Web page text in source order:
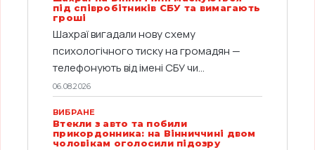
під співробітників СБУ та вимагають
гроші
Шахраї вигадали нову схему
психологічного тиску на громадян —
телефонують від імені СБУ чи...
06.08.2026
ВИБРАНЕ
Втекли з авто та побили
прикордонника: на Вінниччині двом
чоловікам оголосили підозру